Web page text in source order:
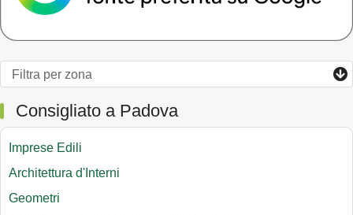
Consigliato a Padova
Imprese Edili
Architettura d'Interni
Geometri